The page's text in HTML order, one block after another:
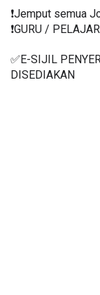
❗️Jemput semua
❗️GURU /
✅E-SIJIL
DISEDIAKAN